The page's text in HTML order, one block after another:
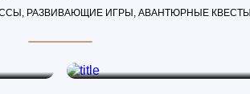
РАЗВИВАЮЩИЕ ИГРЫ, АВАНТЮРНЫЕ КВЕСТЫ